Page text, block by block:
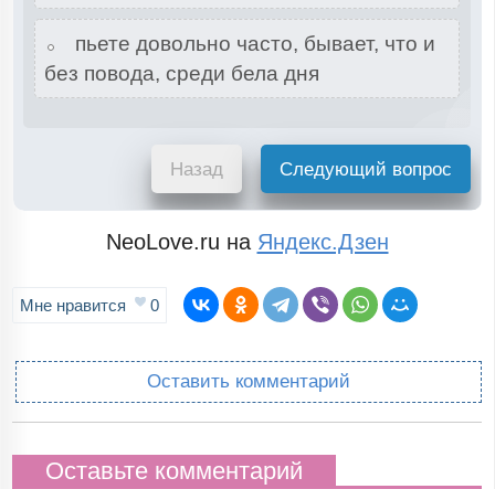
пьете довольно часто, бывает, что и
без повода, среди бела дня
Назад Следующий вопрос
NeoLove.ru на Яндекс.Дзен
Мне нравится 0
Оставить комментарий
Оставьте комментарий